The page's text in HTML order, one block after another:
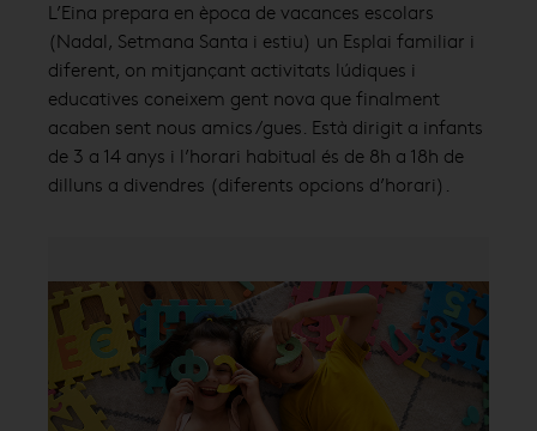
L’Eina prepara en època de vacances escolars
(Nadal, Setmana Santa i estiu) un Esplai familiar i
diferent, on mitjançant activitats lúdiques i
educatives coneixem gent nova que finalment
acaben sent nous amics/gues. Està dirigit a infants
de 3 a 14 anys i l’horari habitual és de 8h a 18h de
dilluns a divendres (diferents opcions d’horari).